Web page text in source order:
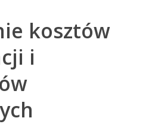
kosztów
i